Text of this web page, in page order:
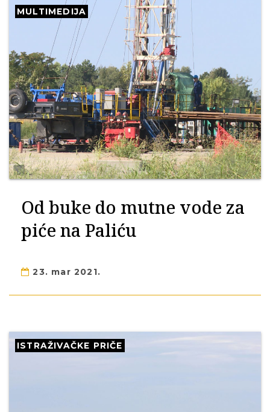
MULTIMEDIJA
Od buke do mutne vode za
piće na Paliću
23. mar 2021.
ISTRAŽIVAČKE PRIČE